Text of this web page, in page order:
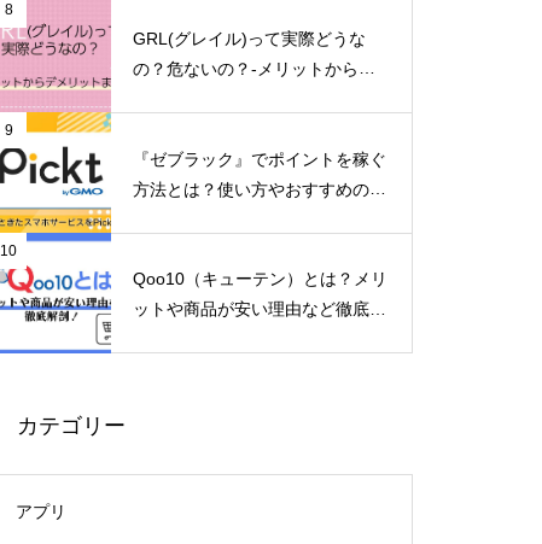
8
GRL(グレイル)って実際どうな
の？危ないの？-メリットからデ
9
『ゼブラック』でポイントを稼ぐ
方法とは？使い方やおすすめのマ
10
Qoo10（キューテン）とは？メリ
ットや商品が安い理由など徹底解
カテゴリー
アプリ